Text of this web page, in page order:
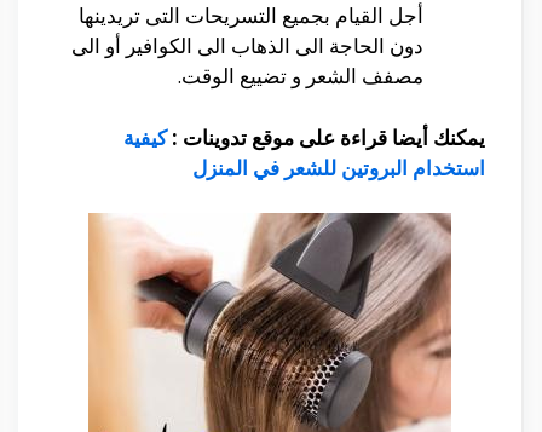
أجل القيام بجميع التسريحات التى تريدينها
دون الحاجة الى الذهاب الى الكوافير أو الى
مصفف الشعر و تضييع الوقت.
يمكنك أيضا قراءة على موقع تدوينات :كيفية
استخدام البروتين للشعر في المنزل